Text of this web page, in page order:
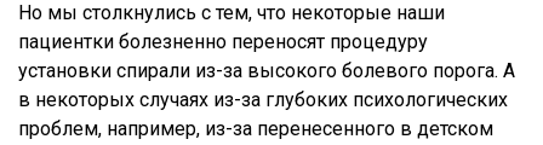
Но мы столкнулись с тем, что некоторые наши
пациентки болезненно переносят процедуру
установки спирали из-за высокого болевого порога. А
в некоторых случаях из-за глубоких психологических
проблем, например, из-за перенесенного в детском